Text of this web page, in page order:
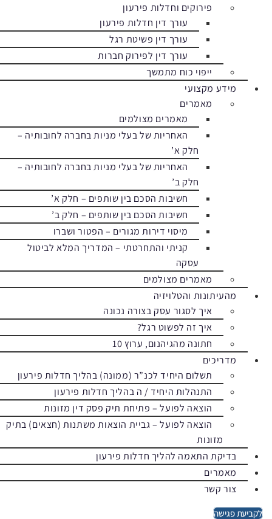
פירוקים וחדלות פירעון
עורך דין חדלות פירעון
עורך דין פשיטת רגל
עורך דין לפירוק חברות
ייפוי כוח מתמשך
מידע מקצועי
מאמרים
מאמרים מצולמים
האחריות של בעלי מניות בחברה לחובותיה –
חלק א’
האחריות של בעלי מניות בחברה לחובותיה –
חלק ב’
חשיבות הסכם בין שותפים – חלק א’
חשיבות הסכם בין שותפים – חלק ב’
מיסוי דירות מגורים – הפטור ושברו
קניתי והתחרטתי – המדריך המלא לביטול
עסקה
מאמרים מצולמים
מהעיתונות והטלויזיה
איך לסגור עסק בצורה נכונה
איך זה לפשוט רגל?
חתונה מהגיהנום, ערוץ 10
מדריכים
תשלום היחיד לכנ”ר (ממונה) בהליך חדלות פירעון
התנהלות היחיד / ה בהליך חדלות פירעון
הוצאה לפועל – פתיחת תיק פסק דין מזונות
הוצאה לפועל – גביית הוצאות משתנות (חצאים) בתיק
מזונות
בדיקת התאמה להליך חדלות פירעון
מאמרים
צור קשר
לקביעת פגישה